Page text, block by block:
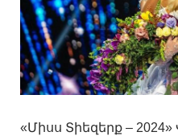
«Միսս Տիեզերք – 2024»